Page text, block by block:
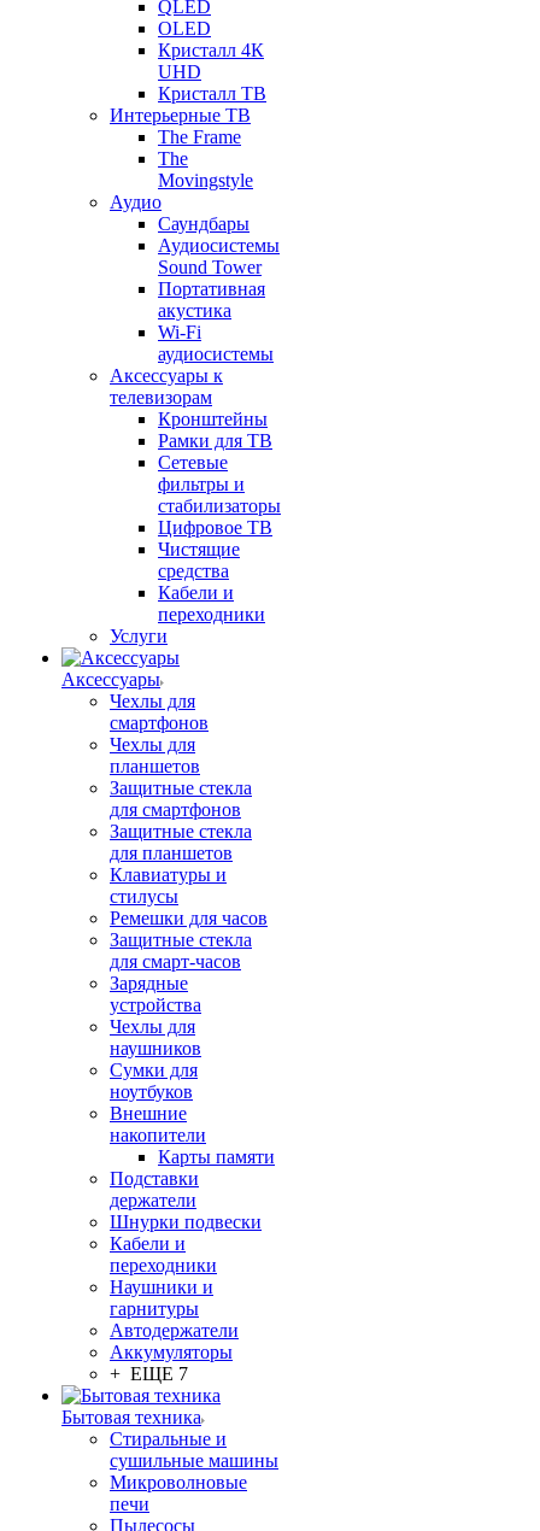
QLED
OLED
Кристалл 4К
UHD
Кристалл ТВ
Интерьерные ТВ
The Frame
The
Movingstyle
Аудио
Саундбары
Аудиосистемы
Sound Tower
Портативная
акустика
Wi-Fi
аудиосистемы
Аксессуары к
телевизорам
Кронштейны
Рамки для ТВ
Сетевые
фильтры и
стабилизаторы
Цифровое ТВ
Чистящие
средства
Кабели и
переходники
Услуги
Аксессуары
Чехлы для
смартфонов
Чехлы для
планшетов
Защитные стекла
для смартфонов
Защитные стекла
для планшетов
Клавиатуры и
стилусы
Ремешки для часов
Защитные стекла
для смарт-часов
Зарядные
устройства
Чехлы для
наушников
Сумки для
ноутбуков
Внешние
накопители
Карты памяти
Подставки
держатели
Шнурки подвески
Кабели и
переходники
Наушники и
гарнитуры
Автодержатели
Аккумуляторы
+ ЕЩЕ 7
Бытовая техника
Стиральные и
сушильные машины
Микроволновые
печи
Пылесосы